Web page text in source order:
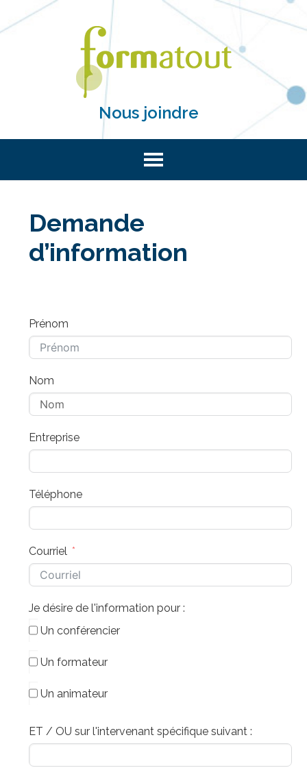
Nous joindre
Demande
d’information
Prénom
Nom
Entreprise
Téléphone
Courriel
Je désire de l'information pour :
Un conférencier
Un formateur
Un animateur
ET / OU sur l'intervenant spécifique suivant :